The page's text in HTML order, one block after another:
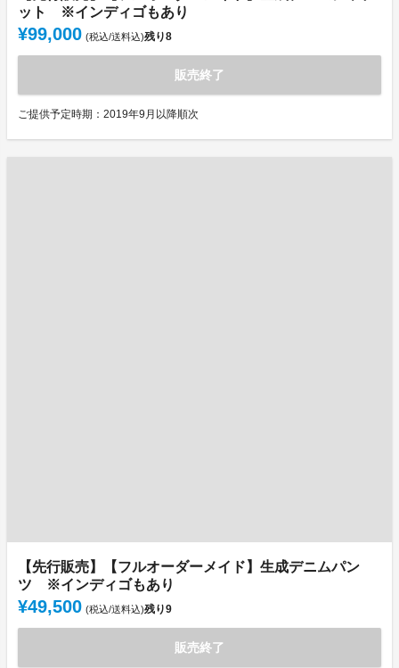
ット ※インディゴもあり
¥99,000 (税込/送料込)残り8
販売終了
ご提供予定時期：2019年9月以降順次
【先行販売】【フルオーダーメイド】生成デニムパン
ツ ※インディゴもあり
¥49,500 (税込/送料込)残り9
販売終了